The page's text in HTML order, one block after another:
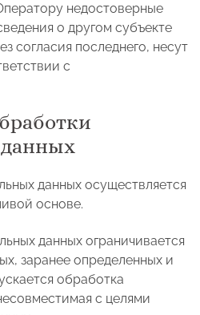
недостоверные
о другом субъекте
согласия последнего, несут
с
данных осуществляется
основе.
данных ограничивается
заранее определенных и
обработка
с целями